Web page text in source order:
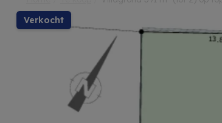
verkocht